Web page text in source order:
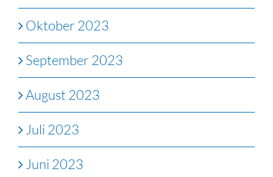
Oktober 2023
September 2023
August 2023
Juli 2023
Juni 2023